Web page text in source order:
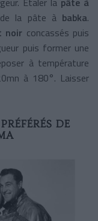
la pâte à babka.
noir concassés puis
puis former une
à température
à 180°. Laisser
DE